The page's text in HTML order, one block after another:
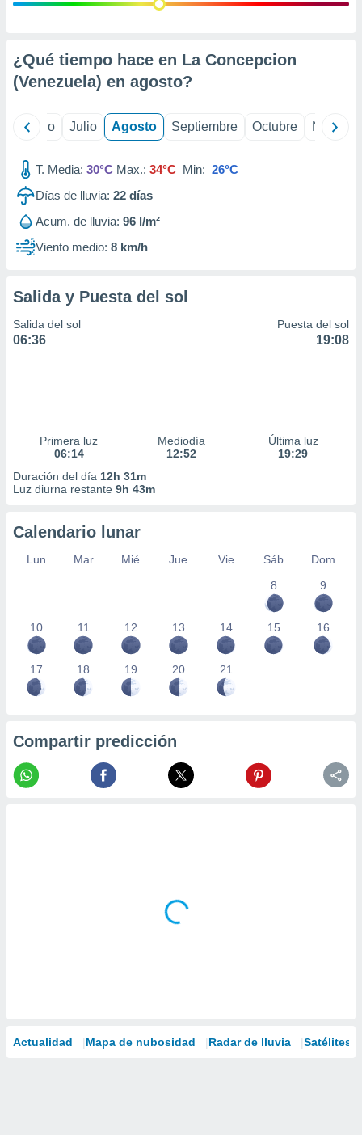
e
mediante
de
1199
¿Qué tiempo hace en La Concepcion
(Venezuela) en agosto?
Junio Julio Agosto Septiembre Octubre
T. Media: 30°C Max.: 34°C Min: 26°C
Días de lluvia: 22 días
Acum. de lluvia: 96 l/m²
Viento medio: 8 km/h
Salida y Puesta del sol
Salida del sol
06:36
Puesta del sol
19:08
Primera luz
06:14
Mediodía
12:52
Última luz
19:29
Duración del día 12h 31m
Luz diurna restante 9h 43m
Calendario lunar
Lun Mar Mié Jue Vie Sáb
Dom
8
9
10 11 12 13 14 15 16
17 18 19 20 21
Compartir predicción
Actualidad Mapa de nubosidad Radar de lluvia Satélites